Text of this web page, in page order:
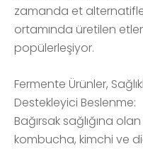
zamanda et
ortamında üretilen
popülerleşiyor.
Fermente Ürünler,
Destekleyici Beslenme:
Bağırsak sağlığına
kombucha, kimchi ve